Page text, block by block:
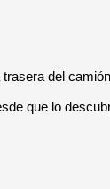
trasera del camión
que lo